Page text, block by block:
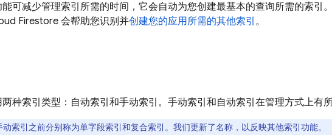
能可减少管理索引所需的时间，它会自动为您创建最基本的查询所需的索引
Firestore 会帮助您识别并创建您的应用所需的其他索引 。
种索引类型：自动索引和手动索引。 手动索引和自动索引在管理方式上有所
动索引之前分别称为单字段索引和复合索引 。我们更新了名称，以反映其他索引功能。